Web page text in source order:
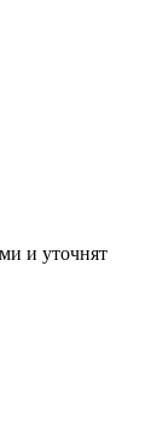
и уточнят